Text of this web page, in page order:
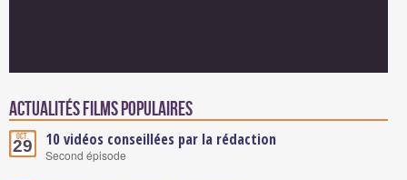
Actualités Films populaires
Oct.
29 10 vidéos conseillées par la rédaction
Second épisode